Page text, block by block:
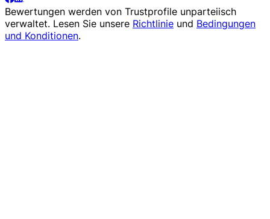
Bewertungen werden von Trustprofile unparteiisch
verwaltet. Lesen Sie unsere Richtlinie und Bedingungen
und Konditionen.